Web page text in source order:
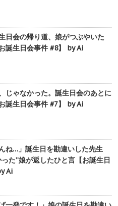
日会の帰り道、娘がつぶやいた
誕生日会事件 #8】 by Ai
じゃなかった。誕生日会のあとに
誕生日会事件 #7】 by Ai
ね…」誕生日を勘違いした先生
た”娘が返したひと言【お誕生日
Ai